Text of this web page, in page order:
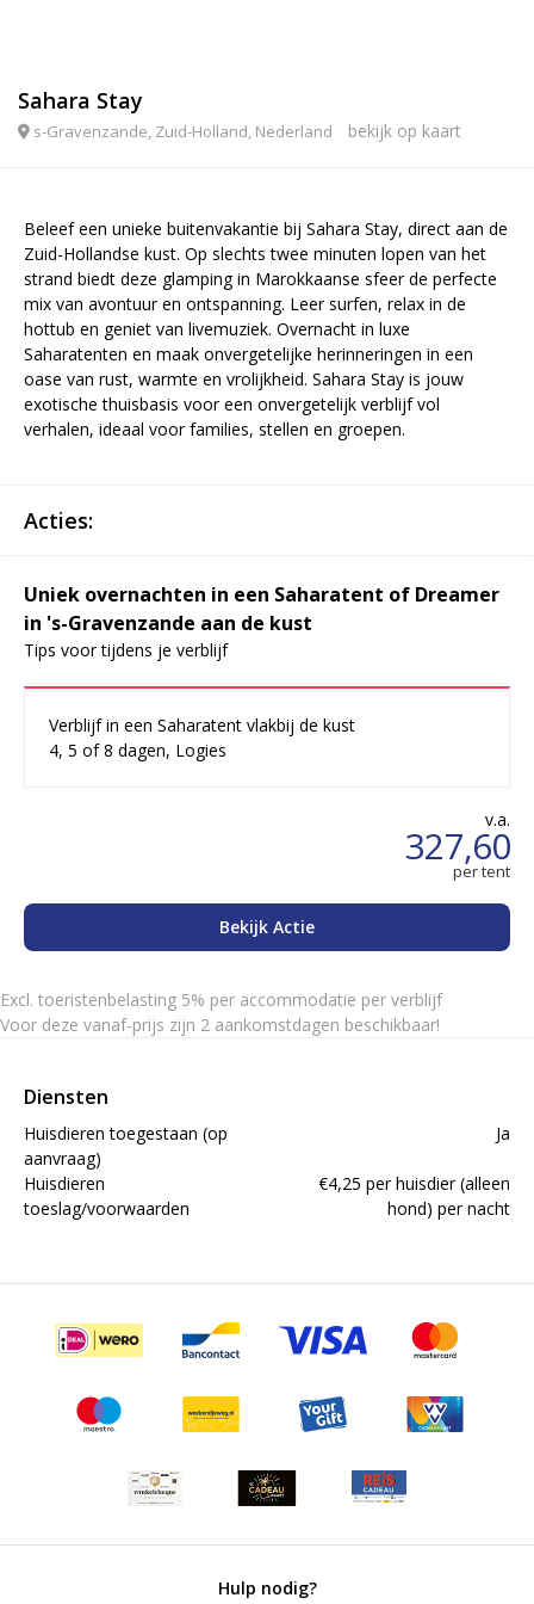
Sahara Stay
s-Gravenzande, Zuid-Holland, Nederland bekijk op kaart
Beleef een unieke buitenvakantie bij Sahara Stay, direct aan de
Zuid-Hollandse kust. Op slechts twee minuten lopen van het
strand biedt deze glamping in Marokkaanse sfeer de perfecte
mix van avontuur en ontspanning. Leer surfen, relax in de
hottub en geniet van livemuziek. Overnacht in luxe
Saharatenten en maak onvergetelijke herinneringen in een
oase van rust, warmte en vrolijkheid. Sahara Stay is jouw
exotische thuisbasis voor een onvergetelijk verblijf vol
verhalen, ideaal voor families, stellen en groepen.
Acties:
Uniek overnachten in een Saharatent of Dreamer
in 's-Gravenzande aan de kust
Tips voor tijdens je verblijf
Verblijf in een Saharatent vlakbij de kust
4, 5 of 8 dagen, Logies
v.a.
327,60
per tent
Bekijk Actie
Excl. toeristenbelasting 5% per accommodatie per verblijf
Voor deze vanaf-prijs zijn 2 aankomstdagen beschikbaar!
Diensten
Huisdieren toegestaan (op
aanvraag)
Ja
Huisdieren
toeslag/voorwaarden
€4,25 per huisdier (alleen
hond) per nacht
Hulp nodig?